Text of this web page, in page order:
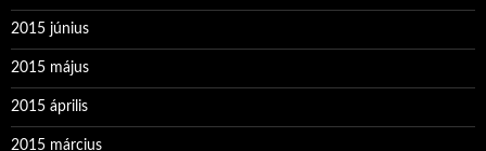
2015 június
2015 május
2015 április
2015 március